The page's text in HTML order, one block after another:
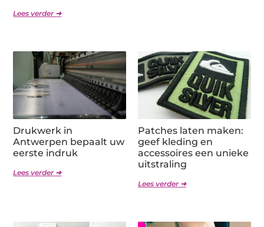
Lees verder ➜
Drukwerk in
Antwerpen bepaalt uw
eerste indruk
Lees verder ➜
Patches laten maken:
geef kleding en
accessoires een unieke
uitstraling
Lees verder ➜